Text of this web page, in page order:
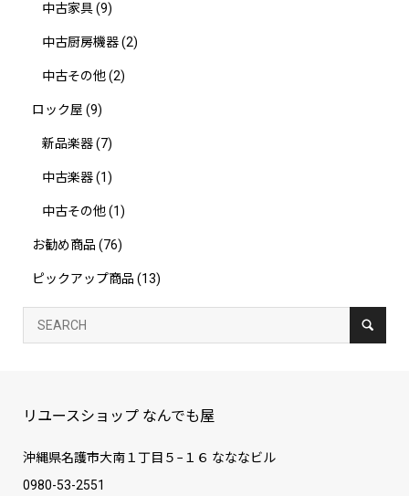
中古家具(9)
中古厨房機器(2)
中古その他(2)
ロック屋 (9)
新品楽器(7)
中古楽器(1)
中古その他(1)
お勧め商品 (76)
ピックアップ商品 (13)
リユースショップ なんでも屋
沖縄県名護市大南１丁目５−１６ なななビル
0980-53-2551